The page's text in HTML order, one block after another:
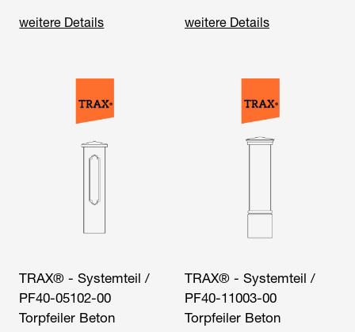
weitere Details weitere Details
TRAX® - Systemteil /
PF40-05102-00
Torpfeiler Beton
TRAX® - Systemteil /
PF40-11003-00
Torpfeiler Beton